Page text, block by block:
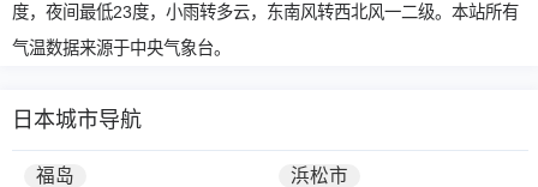
度，夜间最低23度，小雨转多云，东南风转西北风一二级。本站所有
气温数据来源于中央气象台。
日本城市导航
福岛 浜松市